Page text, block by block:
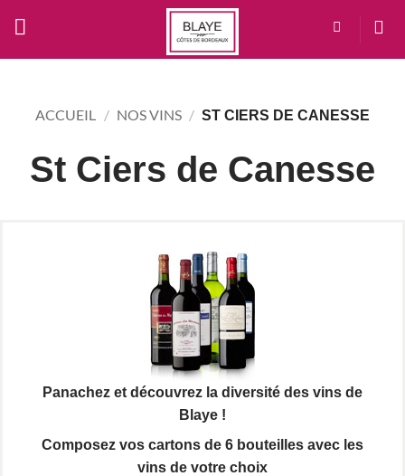
contenu
ACCUEIL / NOS VINS / ST CIERS DE CANESSE
St Ciers de Canesse
Panachez et découvrez la diversité des vins de
Blaye !
Composez vos cartons de 6 bouteilles avec les
vins de votre choix